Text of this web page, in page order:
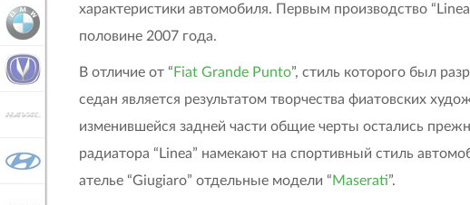
характеристики автомобиля. Первым производство
половине 2007 года.
В отличие от “Fiat Grande Punto”, стиль которого был
седан является результатом творчества фиатовских
изменившейся задней части общие черты остались
радиатора “Linea” намекают на спортивный стиль
ателье “Giugiaro” отдельные модели “Maserati”.
CHANGAN
HYUNDAI